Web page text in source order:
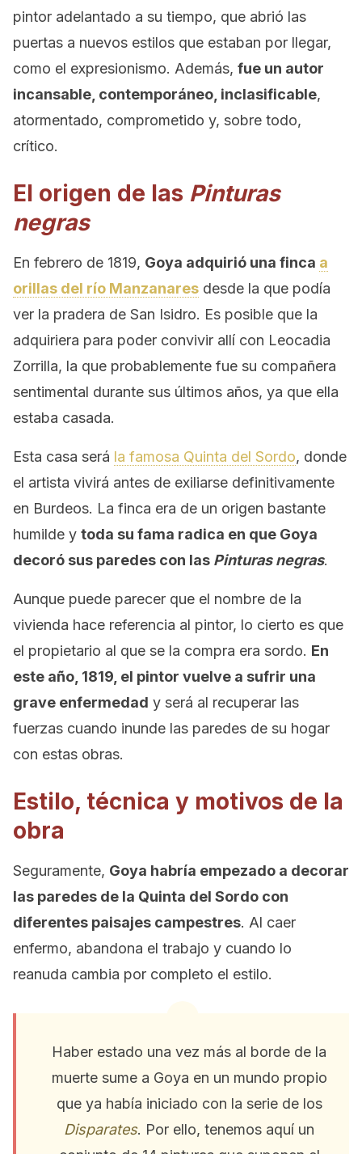
pintor adelantado a su tiempo, que abrió las
puertas a nuevos estilos que estaban por llegar,
como el expresionismo. Además, fue un autor
incansable, contemporáneo, inclasificable,
atormentado, comprometido y, sobre todo,
crítico.
El origen de las Pinturas
negras
En febrero de 1819, Goya adquirió una finca a
orillas del río Manzanares desde la que podía
ver la pradera de San Isidro. Es posible que la
adquiriera para poder convivir allí con Leocadia
Zorrilla, la que probablemente fue su compañera
sentimental durante sus últimos años, ya que ella
estaba casada.
Esta casa será la famosa Quinta del Sordo, donde
el artista vivirá antes de exiliarse definitivamente
en Burdeos. La finca era de un origen bastante
humilde y toda su fama radica en que Goya
decoró sus paredes con las Pinturas negras.
Aunque puede parecer que el nombre de la
vivienda hace referencia al pintor, lo cierto es que
el propietario al que se la compra era sordo. En
este año, 1819, el pintor vuelve a sufrir una
grave enfermedad y será al recuperar las
fuerzas cuando inunde las paredes de su hogar
con estas obras.
Estilo, técnica y motivos de la
obra
Seguramente, Goya habría empezado a decorar
las paredes de la Quinta del Sordo con
diferentes paisajes campestres. Al caer
enfermo, abandona el trabajo y cuando lo
reanuda cambia por completo el estilo.
Haber estado una vez más al borde de la
muerte sume a Goya en un mundo propio
que ya había iniciado con la serie de los
Disparates. Por ello, tenemos aquí un